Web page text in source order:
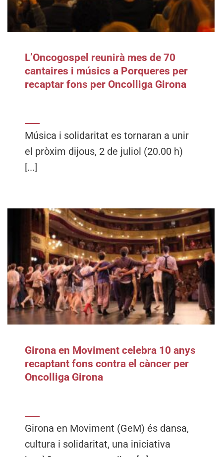
L’Oncogospel reunirà mes de 70
cantaires i músics a Porqueres per
recaptar fons per Oncolliga Girona
Música i solidaritat es tornaran a unir
el pròxim dijous, 2 de juliol (20.00 h)
[...]
Girona en Moviment celebra 10 anys
recaptant fons contra el càncer per
Oncolliga Girona
Girona en Moviment (GeM) és dansa,
cultura i solidaritat, una iniciativa